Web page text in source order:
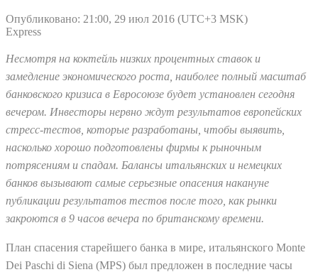
Опубликовано: 21:00, 29 июл 2016 (UTC+3 MSK)
Express
Несмотря на коктейль низких процентных ставок и
замедление экономического роста, наиболее полный масштаб
банковского кризиса в Евросоюзе будет установлен сегодня
вечером. Инвесторы нервно ждут результатов европейских
стресс-тестов, которые разработаны, чтобы выявить,
насколько хорошо подготовлены фирмы к рыночным
потрясениям и спадам. Балансы итальянских и немецких
банков вызывают самые серьезные опасения накануне
публикации результатов тестов после того, как рынки
закроются в 9 часов вечера по британскому времени.
План спасения старейшего банка в мире, итальянского Monte
Dei Paschi di Siena (MPS) был предложен в последние часы